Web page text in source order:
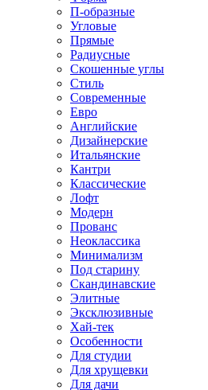
П-образные
Угловые
Прямые
Радиусные
Скошенные углы
Стиль
Современные
Евро
Английские
Дизайнерские
Итальянские
Кантри
Классические
Лофт
Модерн
Прованс
Неоклассика
Минимализм
Под старину
Скандинавские
Элитные
Эксклюзивные
Хай-тек
Особенности
Для студии
Для хрущевки
Для дачи